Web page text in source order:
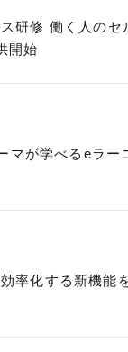
研修 働く人の
開始
が学べるeラー
率化する新機能